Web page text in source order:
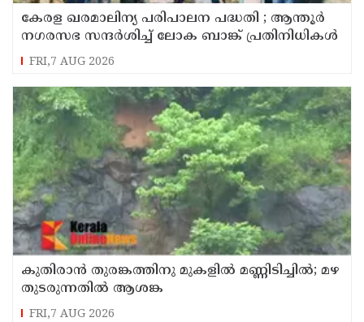
കേരള ഖരമാലിന്യ പരിപാലന പദ്ധതി ; ആന്തൂർ
നഗരസഭ സന്ദർശിച്ച് ലോക ബാങ്ക് പ്രതിനിധികൾ
FRI,7 AUG 2026
കുതിരാന്‍ തുരങ്കത്തിനു മുകളില്‍ മണ്ണിടിച്ചില്‍; മഴ
തുടരുന്നതിൽ ആശങ്ക
FRI,7 AUG 2026